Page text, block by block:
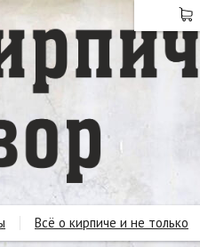
Всё о кирпиче и не только